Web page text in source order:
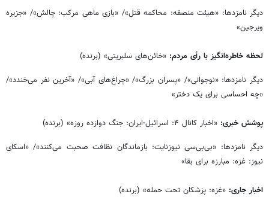
دیگر نامزدها: «هیئت منصفه: محاکمه قتل»/ «بازی ماهی مرکب: چالش»/ «جزیره
ویرجین»
لحظه خاطره‌انگیز با رأی مردم: «خائن‌های سلبریتی» (برنده)
دیگر نامزدها: «نوجوانی»/ «پسران بزرگ»/ «چراغ‌های آبی»/ «آخرین نفر می‌خندد»/
«چه احساسی برای یک دختر»
پوشش خبری: «اخبار کانال ۴: اسرائیل-ایران: جنگ دوازده روزه» (برنده)
دیگر نامزدها: «بی‌بی‌سی نیوزنایت: بازماندگان نظافت صحبت می‌کنند»/ «اسکای
نیوز: غزه: مبارزه برای بقا»
اخبار جاری: «غزه: پزشکان تحت حمله» (برنده)